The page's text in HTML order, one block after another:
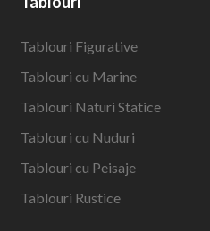
Tablouri Figurative
Tablouri cu Marine
Tablouri Naturi Statice
Tablouri cu Nuduri
Tablouri cu Peisaje
Tablouri Rustice